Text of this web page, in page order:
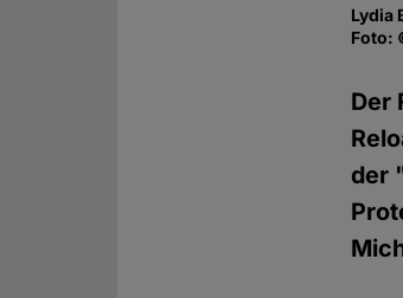
Lydia
Foto:
Der
der